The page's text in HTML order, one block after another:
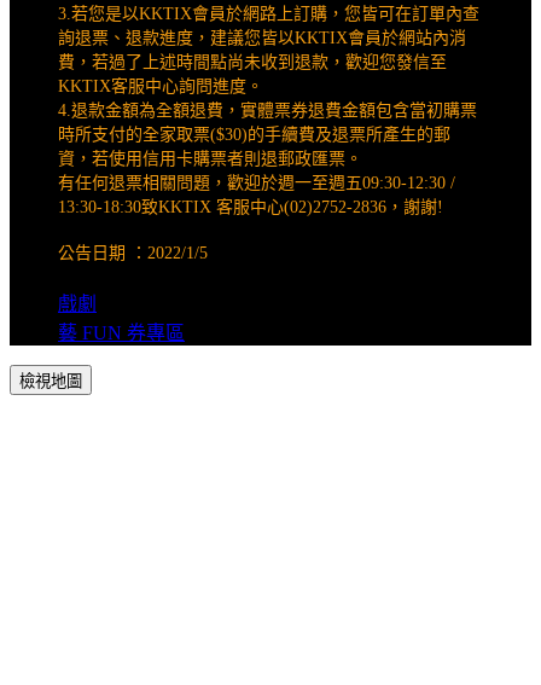
3.若您是以KKTIX會員於網路上訂購，您皆可在訂單內查
詢退票、退款進度，建議您皆以KKTIX會員於網站內消
費，若過了上述時間點尚未收到退款，歡迎您發信至
KKTIX客服中心詢問進度。
4.退款金額為全額退費，實體票券退費金額包含當初購票
時所支付的全家取票($30)的手續費及退票所產生的郵
資，若使用信用卡購票者則退郵政匯票。
有任何退票相關問題，歡迎於週一至週五09:30-12:30 /
13:30-18:30致KKTIX 客服中心(02)2752-2836，謝謝!
公告日期 ：2022/1/5
戲劇
藝 FUN 券專區
檢視地圖